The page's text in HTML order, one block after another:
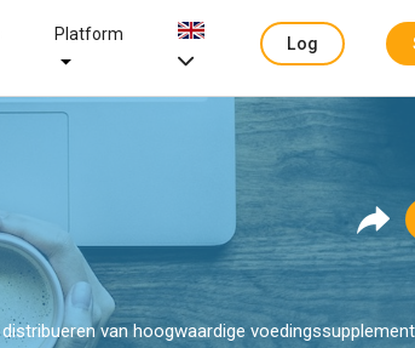
Platform
Log
van hoogwaardige